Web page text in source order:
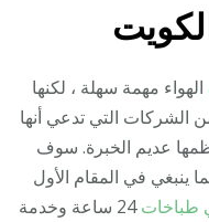
الهواء مهمة سهلة ، لكنها
الشركات التي تدعي أنها
عديم الخبرة. سوف
ينبغي في المقام الأول
طباخات24 ساعة وخدمة